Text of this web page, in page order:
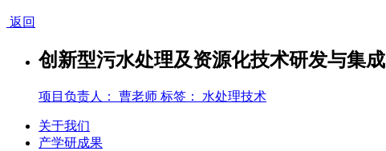
返回
创新型污水处理及资源化技术研发与集成
项目负责人： 曹老师 标签： 水处理技术
关于我们
产学研成果